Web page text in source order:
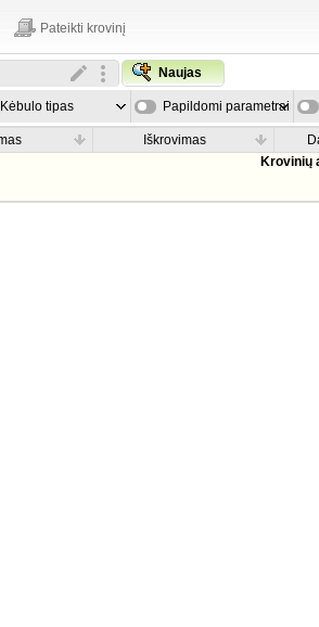
Pateikti krovinį
Naujas
Kėbulo tipas Papildomi parametrai
Iškrovimas
Krovinių